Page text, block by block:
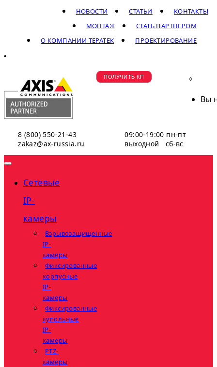
КОНТАКТЫ
СТАТЬИ
НОВОСТИ
СТАТЬ ПАРТНЕРОМ
МОНТАЖ
ПРОЕКТИРОВАНИЕ
О КОМПАНИИ ТЕРАТЕК
8 (800) 550-21-43
zakaz@ax-russia.ru
09:00-19:00 пн-пт
выходной сб-вс
ПОЛУЧИТЬ КП 0
Вы
Сетевые
IP-
камеры
Взрывозащищенные
IP-
камеры
Фиксированные
корпусные
IP-
камеры
Фиксированные
купольные
IP-
камеры
PTZ-
камеры